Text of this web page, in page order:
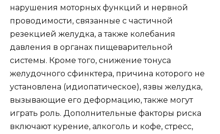
нарушения моторных функций и нервной
проводимости, связанные с частичной
резекцией желудка, а также колебания
давления в органах пищеварительной
системы. Кроме того, снижение тонуса
желудочного сфинктера, причина которого не
установлена (идиопатическое), язвы желудка,
вызывающие его деформацию, также могут
играть роль. Дополнительные факторы риска
включают курение, алкоголь и кофе, стресс,